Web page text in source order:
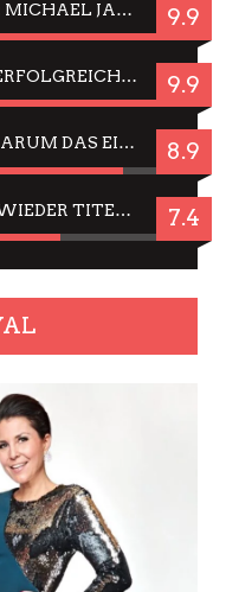
WEGEN DES ERFOLGES – MJ: MICHAEL JACKSON MUSICAL IN EINER MATINEE SEHEN 9.9
JELLYFISH HAMBURG: DAS ERFOLGREICHE SOMMER-MENÜ 2025 IN GEFÜHLEN UND BILDERN 9.9
CÉSAR FÜR JIM CARREY? WARUM DAS EINER DER NERVIGSTEN ACTORS IST UND BLEIBT 8.9
JING JING: IN-THAI RÄUMT WIEDER TITEL AB – EIN ZWEI-STUNDEN-ERLEBNISBERICHT 7.4